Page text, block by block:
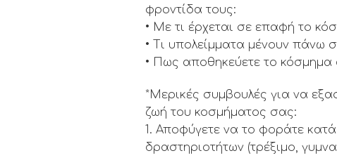
φροντίδα τους:
• Με τι έρχεται σε επαφή το
• Τι υπολείμματα μένουν πάνω
• Πως αποθηκεύετε το κόσμημα
*Μερικές συμβουλές για να
ζωή του κοσμήματος σας:
1. Αποφύγετε να το φοράτε
δραστηριοτήτων (τρέξιμο,